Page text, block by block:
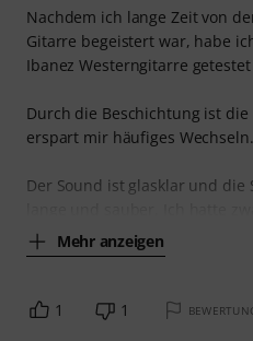
Nachdem ich lange Zeit von
Gitarre begeistert war, habe
Ibanez Westerngitarre
Durch die Beschichtung ist
erspart mir häufiges Wechseln.
Der Sound ist glasklar und die
Mehr anzeigen
1 1